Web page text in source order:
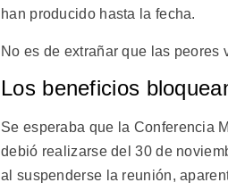
han producido hasta la fecha.
No es de extrañar que las
Los beneficios
Se esperaba que la Conferencia
debió realizarse del 30 de
al suspenderse la reunión,